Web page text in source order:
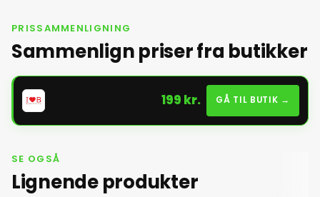
PRISSAMMENLIGNING
Sammenlign priser fra butikker
199 kr. GÅ TIL BUTIK →
SE OGSÅ
Lignende produkter